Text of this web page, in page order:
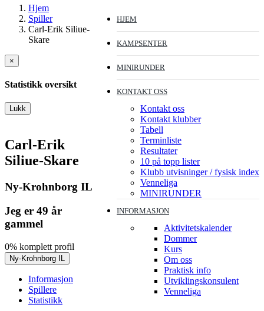
HJEM
KAMPSENTER
MINIRUNDER
KONTAKT OSS
Kontakt oss
Kontakt klubber
Tabell
Terminliste
Resultater
10 på topp lister
Klubb utvisninger / fysisk index
Venneliga
MINIRUNDER
INFORMASJON
Aktivitetskalender
Dommer
Kurs
Om oss
Praktisk info
Utviklingskonsulent
Venneliga
Hjem
Spiller
Carl-Erik Siliue-
Skare
×
Statistikk oversikt
Lukk
Carl-Erik
Siliue-Skare
Ny-Krohnborg IL
Jeg er 49 år
gammel
0% komplett profil
Ny-Krohnborg IL
Informasjon
Spillere
Statistikk